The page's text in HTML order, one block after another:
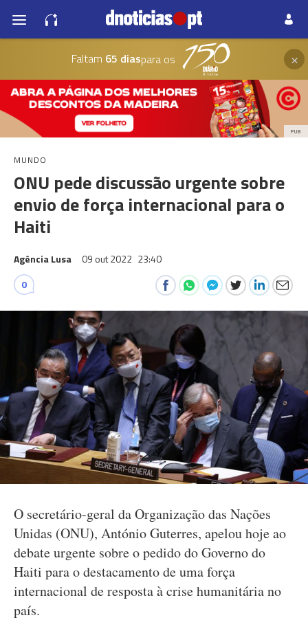
Faltam 65 diaspara os ×
PUB
MUNDO
ONU pede discussão urgente sobre
envio de força internacional para o
Haiti
Agência Lusa 09 out 2022 23:40
0
O secretário-geral da Organização das Nações
Unidas (ONU), António Guterres, apelou hoje ao
debate urgente sobre o pedido do Governo do
Haiti para o destacamento de uma força
internacional de resposta à crise humanitária no
país.